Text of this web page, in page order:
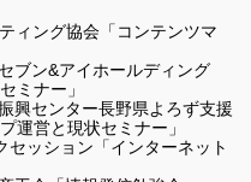
ィング協会「コンテンツマ
ブン&アイホールディング
ミナー」
興センター長野県よろず支援
運営と現状セミナー」
ッション「インターネット